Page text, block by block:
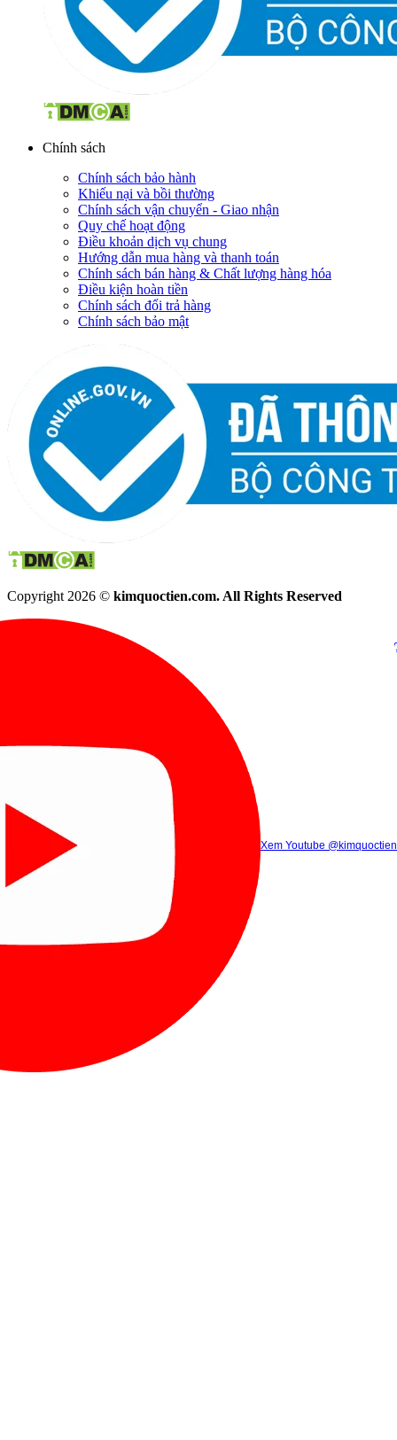
Chính sách
Chính sách bảo hành
Khiếu nại và bồi thường
Chính sách vận chuyển - Giao nhận
Quy chế hoạt động
Điều khoản dịch vụ chung
Hướng dẫn mua hàng và thanh toán
Chính sách bán hàng & Chất lượng hàng hóa
Điều kiện hoàn tiền
Chính sách đổi trả hàng
Chính sách bảo mật
Copyright 2026 © kimquoctien.com. All Rights Reserved
Xem Tik Tok
(8h00 - 21h30)
(8h00 -
Gọi điện (8h00 - 21h30)
Xem Youtube @kimquoctien